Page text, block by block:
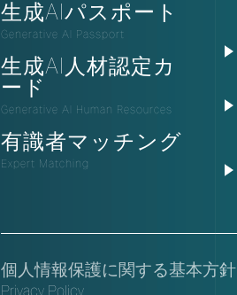
生成AIパスポート
Generative AI Passport
生成AI人材認定カ
ード
Generative AI Human Resources
有識者マッチング
Expert Matching
個人情報保護に関する基本方針